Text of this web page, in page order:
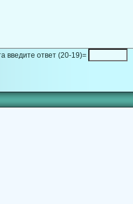
введите ответ (20-19)=